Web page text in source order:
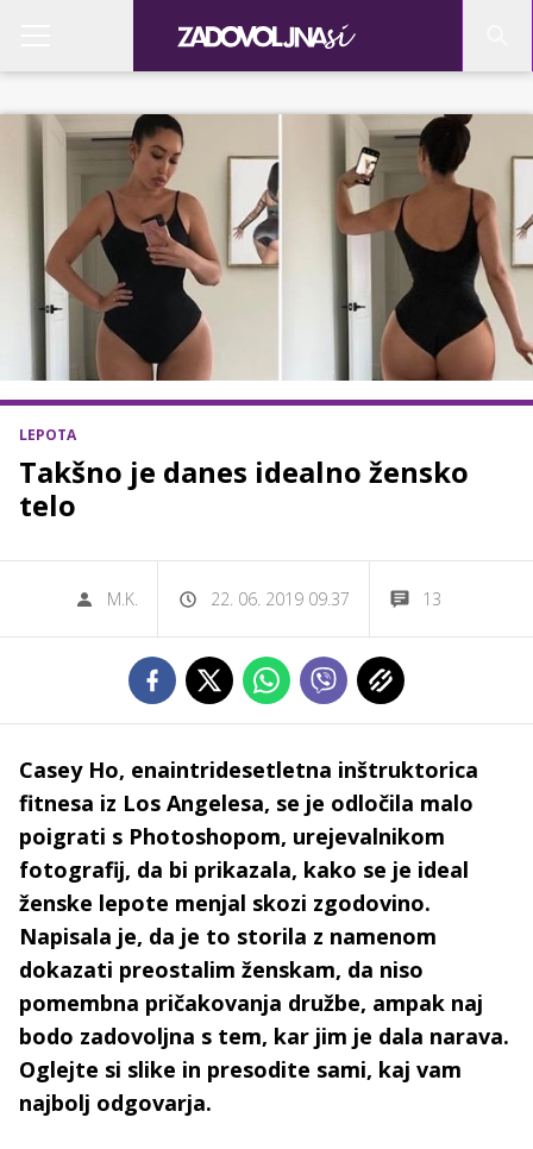
LEPOTA
Takšno je danes idealno žensko
telo
M.K. 22. 06. 2019 09.37 13
Casey Ho, enaintridesetletna inštruktorica
fitnesa iz Los Angelesa, se je odločila malo
poigrati s Photoshopom, urejevalnikom
fotografij, da bi prikazala, kako se je ideal
ženske lepote menjal skozi zgodovino.
Napisala je, da je to storila z namenom
dokazati preostalim ženskam, da niso
pomembna pričakovanja družbe, ampak naj
bodo zadovoljna s tem, kar jim je dala narava.
Oglejte si slike in presodite sami, kaj vam
najbolj odgovarja.